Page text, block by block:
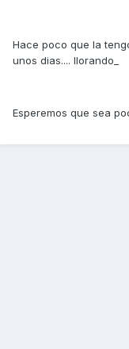
Hace poco que la
unos dias.... llorando_
Esperemos que sea